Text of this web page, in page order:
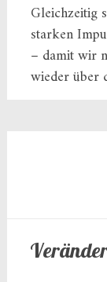
Gleichzeitig
starken
– damit wir
wieder über